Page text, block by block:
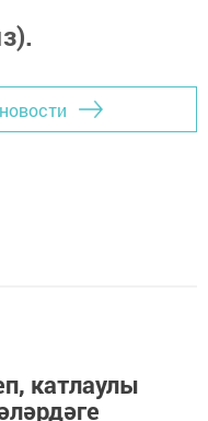
катлаулы